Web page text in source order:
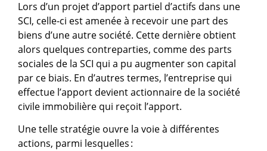
Lors d’un projet d’apport partiel d’actifs dans une
SCI, celle-ci est amenée à recevoir une part des
biens d’une autre société. Cette dernière obtient
alors quelques contreparties, comme des parts
sociales de la SCI qui a pu augmenter son capital
par ce biais. En d’autres termes, l’entreprise qui
effectue l’apport devient actionnaire de la société
civile immobilière qui reçoit l’apport.
Une telle stratégie ouvre la voie à différentes
actions, parmi lesquelles :